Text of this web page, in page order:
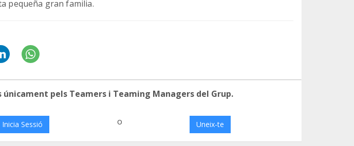
pequeña gran familia.
pels Teamers i Teaming Managers del Grup.
Inicia Sessió o Uneix-te